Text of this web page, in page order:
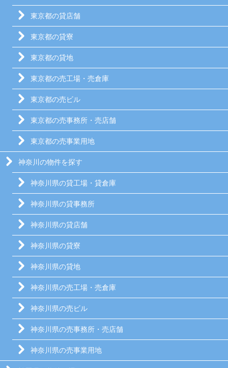
東京都の貸店舗
東京都の貸寮
東京都の貸地
東京都の売工場・売倉庫
東京都の売ビル
東京都の売事務所・売店舗
東京都の売事業用地
神奈川の物件を探す
神奈川県の貸工場・貸倉庫
神奈川県の貸事務所
神奈川県の貸店舗
神奈川県の貸寮
神奈川県の貸地
神奈川県の売工場・売倉庫
神奈川県の売ビル
神奈川県の売事務所・売店舗
神奈川県の売事業用地